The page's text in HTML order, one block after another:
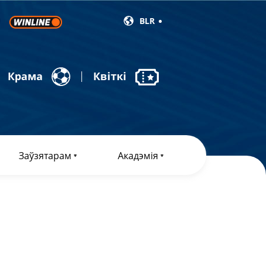
BLR
Крама Квіткі
Заўзятарам Акадэмія